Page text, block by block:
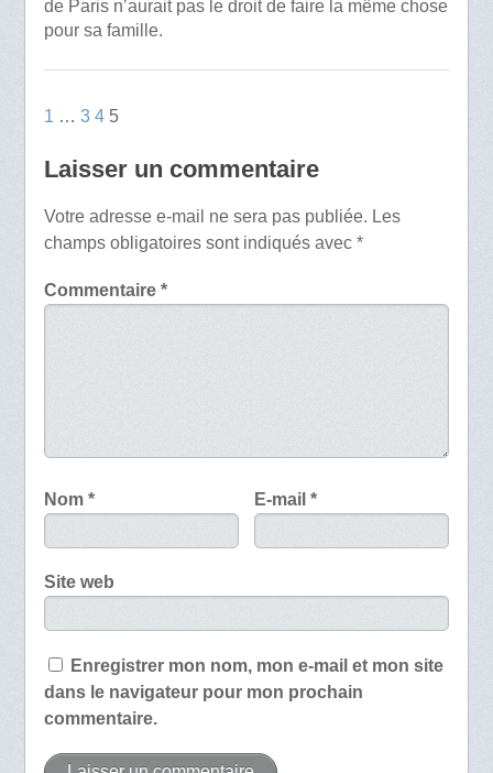
de Paris n’aurait pas le droit de faire la même chose
pour sa famille.
1 … 3 4 5
Laisser un commentaire
Votre adresse e-mail ne sera pas publiée. Les
champs obligatoires sont indiqués avec *
Commentaire *
Nom * E-mail*
Site web
Enregistrer mon nom, mon e-mail et mon site
dans le navigateur pour mon prochain
commentaire.